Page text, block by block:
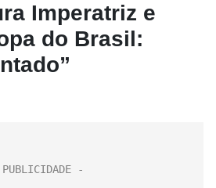
Imperatriz e
do Brasil: